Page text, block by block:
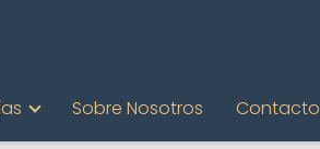
Sobre Nosotros Contacto